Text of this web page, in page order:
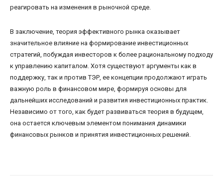
реагировать на изменения в рыночной среде.
В заключение, теория эффективного рынка оказывает
значительное влияние на формирование инвестиционных
стратегий, побуждая инвесторов к более рациональному подходу
к управлению капиталом. Хотя существуют аргументы как в
поддержку, так и против ТЭР, ее концепции продолжают играть
важную роль в финансовом мире, формируя основы для
дальнейших исследований и развития инвестиционных практик.
Независимо от того, как будет развиваться теория в будущем,
она остается ключевым элементом понимания динамики
финансовых рынков и принятия инвестиционных решений.